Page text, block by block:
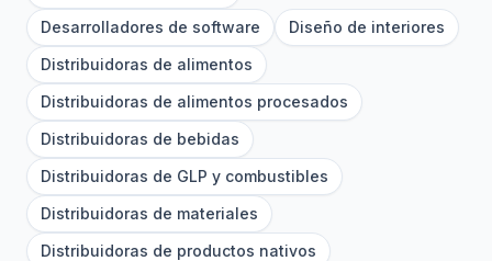
Desarrolladores de software
Diseño de interiores
Distribuidoras de alimentos
Distribuidoras de alimentos procesados
Distribuidoras de bebidas
Distribuidoras de GLP y combustibles
Distribuidoras de materiales
Distribuidoras de productos nativos